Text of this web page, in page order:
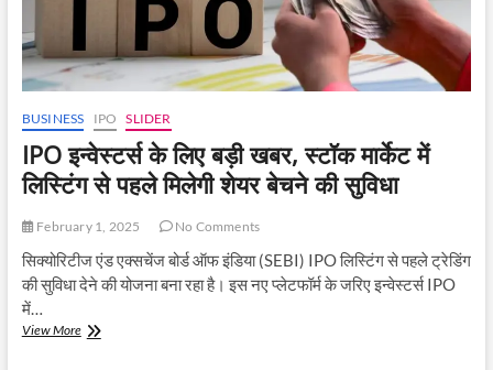
BUSINESS IPO SLIDER
IPO इन्वेस्टर्स के लिए बड़ी खबर, स्टॉक मार्केट में
लिस्टिंग से पहले मिलेगी शेयर बेचने की सुविधा
February 1, 2025 No Comments
सिक्योरिटीज एंड एक्सचेंज बोर्ड ऑफ इंडिया (SEBI) IPO लिस्टिंग से पहले ट्रेडिंग
की सुविधा देने की योजना बना रहा है। इस नए प्लेटफॉर्म के जरिए इन्वेस्टर्स IPO
में…
View MoreIPO